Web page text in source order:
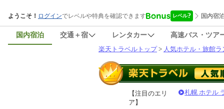
国内宿泊 交通＋宿 レンタカー
高速バス・ツア
楽天トラベルトップ> 人気ホテル・旅館ラ
【注目のエリ
ア】
札幌 ホテル